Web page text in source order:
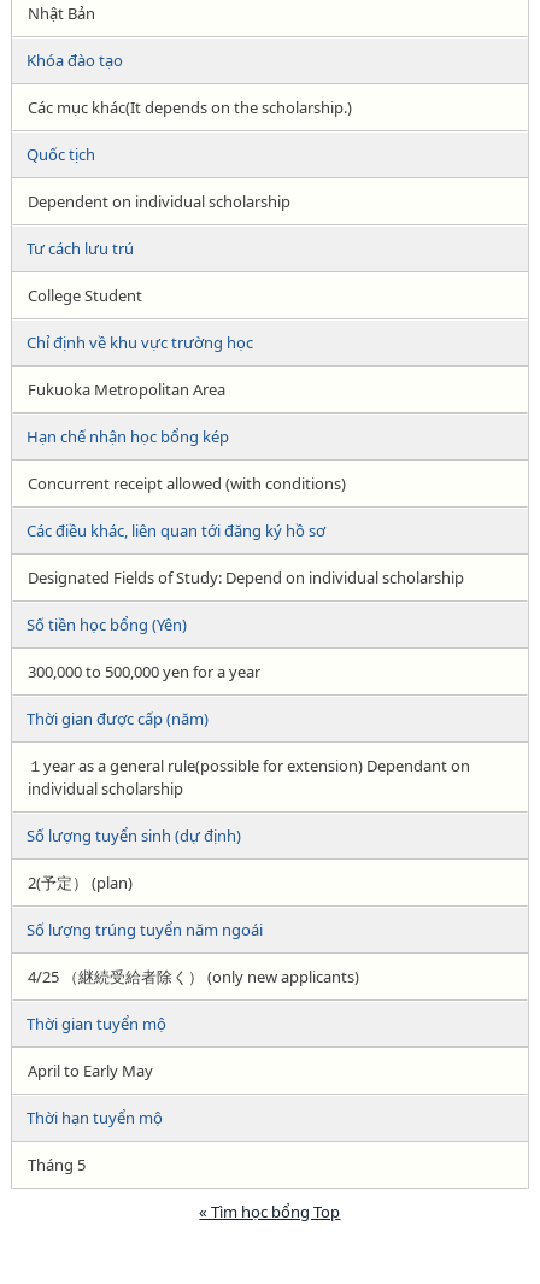
Nhật Bản
Khóa đào tạo
Các mục khác(It depends on the scholarship.)
Quốc tịch
Dependent on individual scholarship
Tư cách lưu trú
College Student
Chỉ định về khu vực trường học
Fukuoka Metropolitan Area
Hạn chế nhận học bổng kép
Concurrent receipt allowed (with conditions)
Các điều khác, liên quan tới đăng ký hồ sơ
Designated Fields of Study: Depend on individual scholarship
Số tiền học bổng (Yên)
300,000 to 500,000 yen for a year
Thời gian được cấp (năm)
１year as a general rule(possible for extension) Dependant on
individual scholarship
Số lượng tuyển sinh (dự định)
2(予定） (plan)
Số lượng trúng tuyển năm ngoái
4/25 （継続受給者除く） (only new applicants)
Thời gian tuyển mộ
April to Early May
Thời hạn tuyển mộ
Tháng 5
« Tìm học bổng Top